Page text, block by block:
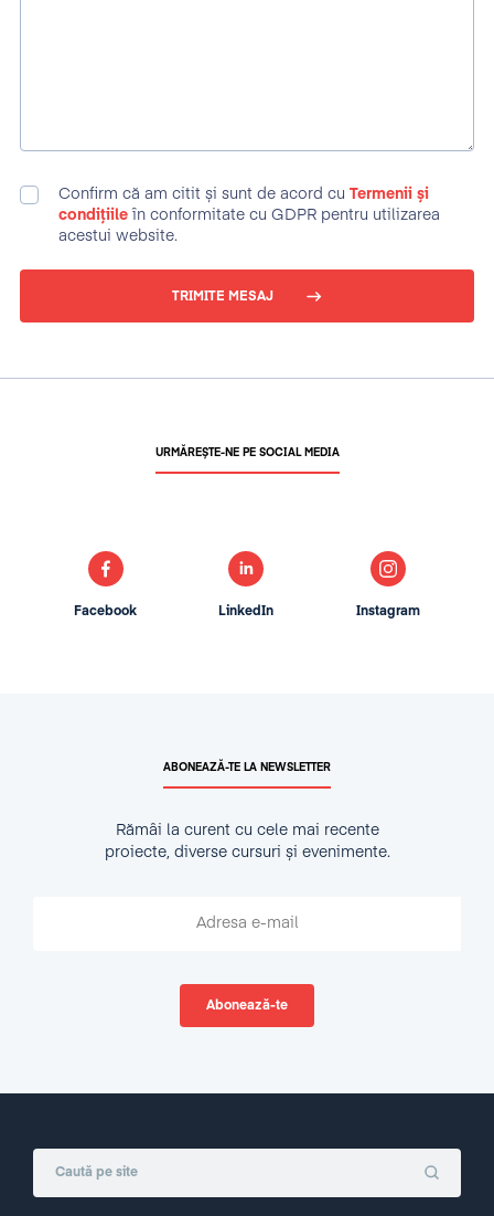
Confirm că am citit și sunt de acord cu Termenii și
condițiile în conformitate cu GDPR pentru utilizarea
acestui website.
TRIMITE MESAJ
ABONEAZĂ-TE LA NEWSLETTER
Rămâi la curent cu cele mai recente
proiecte, diverse cursuri și evenimente.
URMĂREȘTE-NE PE SOCIAL MEDIA
Facebook LinkedIn Instagram